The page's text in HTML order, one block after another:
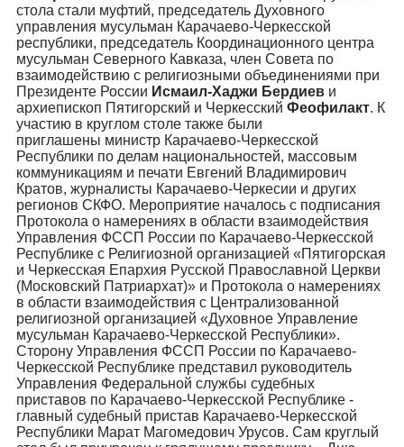
стола стали муфтий, председатель Духовного
управления мусульман Карачаево-Черкесской
республики, председатель Координационного центра
мусульман Северного Кавказа, член Совета по
взаимодействию с религиозными объединениями при
Президенте России Исмаил-Хаджи Бердиеви
архиепископ Пятигорский и Черкесский Феофилакт. К
участию в круглом столе также были
приглашены министр Карачаево-Черкесской
Республики по делам национальностей, массовым
коммуникациям и печати Евгений Владимирович
Кратов, журналисты Карачаево-Черкесии и других
регионов СКФО. Мероприятие началось с подписания
Протокола о намерениях в области взаимодействия
Управления ФССП России по Карачаево-Черкесской
Республике с Религиозной организацией «Пятигорская
и Черкесская Епархия Русской Православной Церкви
(Московский Патриархат)» и Протокола о намерениях
в области взаимодействия с Централизованной
религиозной организацией «Духовное Управление
мусульман Карачаево-Черкесской Республики».
Сторону Управления ФССП России по Карачаево-
Черкесской Республике представил руководитель
Управления Федеральной службы судебных
приставов по Карачаево-Черкесской Республике -
главный судебный пристав Карачаево-Черкесской
Республики Марат Магомедович Урусов. Сам круглый